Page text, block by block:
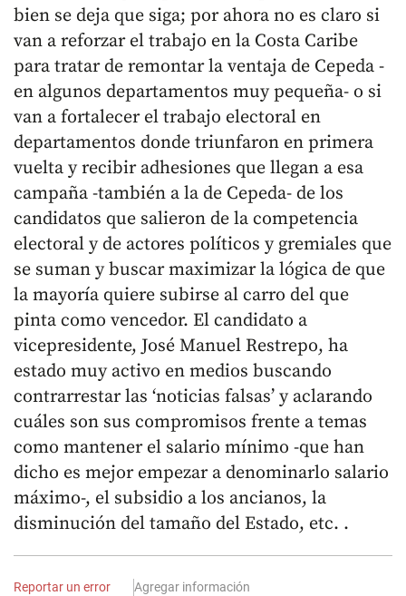
bien se deja que siga; por ahora no es claro si
van a reforzar el trabajo en la Costa Caribe
para tratar de remontar la ventaja de Cepeda -
en algunos departamentos muy pequeña- o si
van a fortalecer el trabajo electoral en
departamentos donde triunfaron en primera
vuelta y recibir adhesiones que llegan a esa
campaña -también a la de Cepeda- de los
candidatos que salieron de la competencia
electoral y de actores políticos y gremiales que
se suman y buscar maximizar la lógica de que
la mayoría quiere subirse al carro del que
pinta como vencedor. El candidato a
vicepresidente, José Manuel Restrepo, ha
estado muy activo en medios buscando
contrarrestar las ‘noticias falsas’ y aclarando
cuáles son sus compromisos frente a temas
como mantener el salario mínimo -que han
dicho es mejor empezar a denominarlo salario
máximo-, el subsidio a los ancianos, la
disminución del tamaño del Estado, etc. .
Reportar un error Agregar información